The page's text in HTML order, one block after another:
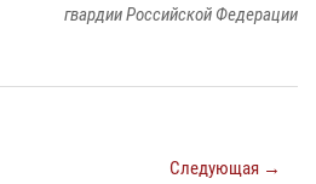
гвардии Российской Федерации
Следующая →